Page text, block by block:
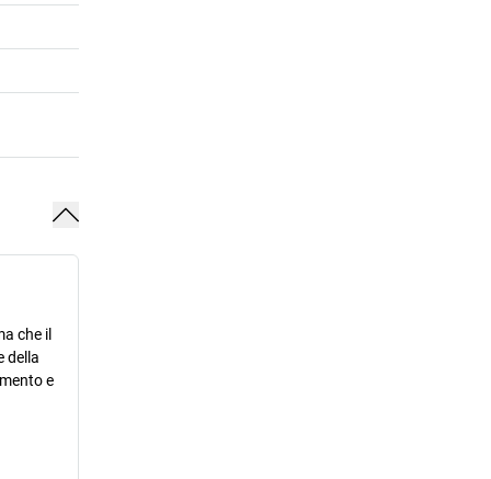
che il
della
e